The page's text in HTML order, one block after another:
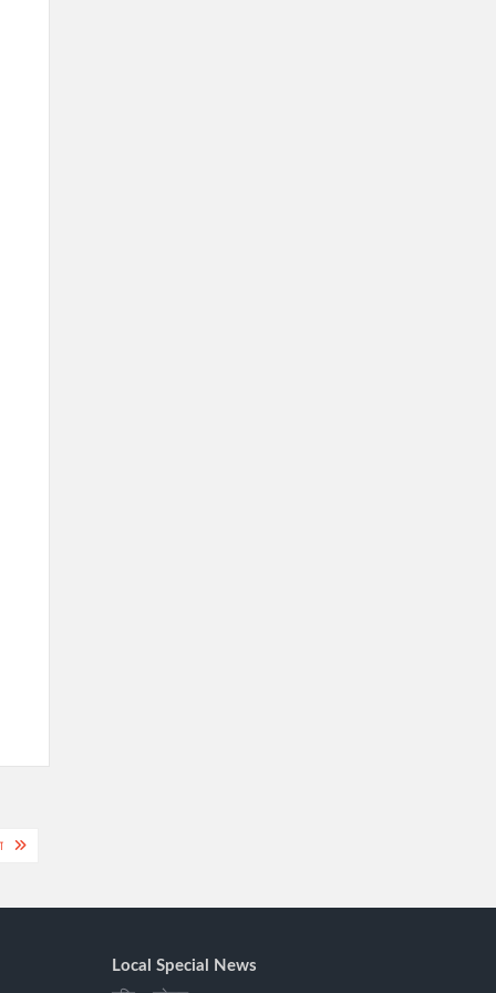
Local Special News